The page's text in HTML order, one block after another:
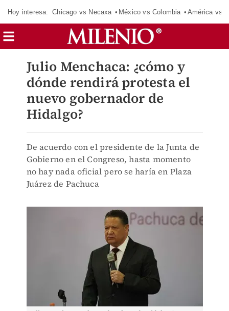
Hoy interesa: Chicago vs Necaxa México vs Colombia América vs
Julio Menchaca: ¿cómo y
dónde rendirá protesta el
nuevo gobernador de
Hidalgo?
De acuerdo con el presidente de la Junta de
Gobierno en el Congreso, hasta momento
no hay nada oficial pero se haría en Plaza
Juárez de Pachuca